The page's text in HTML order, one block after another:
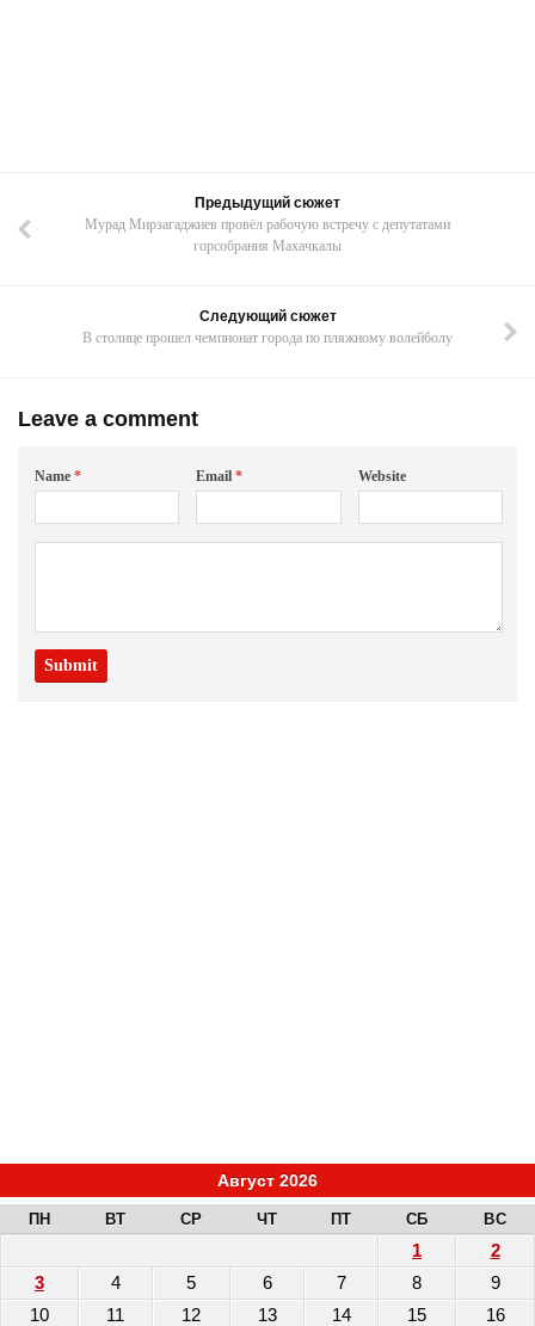
Предыдущий сюжет
Мурад Мирзагаджиев провёл рабочую встречу с депутатами
горсобрания Махачкалы
Следующий сюжет
В столице прошел чемпионат города по пляжному волейболу
Leave a comment
Name * Email* Website
Август 2026
ПН ВТ СР ЧТ ПТ СБ ВС
1
2
3
4 5 6 7 8
9
10
11 12 13 14 15
16